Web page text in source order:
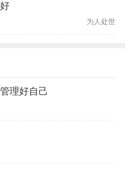
为人处世
理好自己